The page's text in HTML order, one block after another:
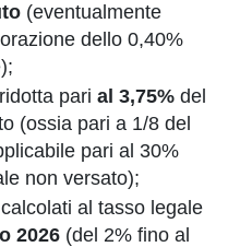
(eventualmente
dello 0,40%
pari al 3,75% del
(ossia pari a 1/8 del
pari al 30%
non versato);
calcolati al tasso legale
2026 (del 2% fino al